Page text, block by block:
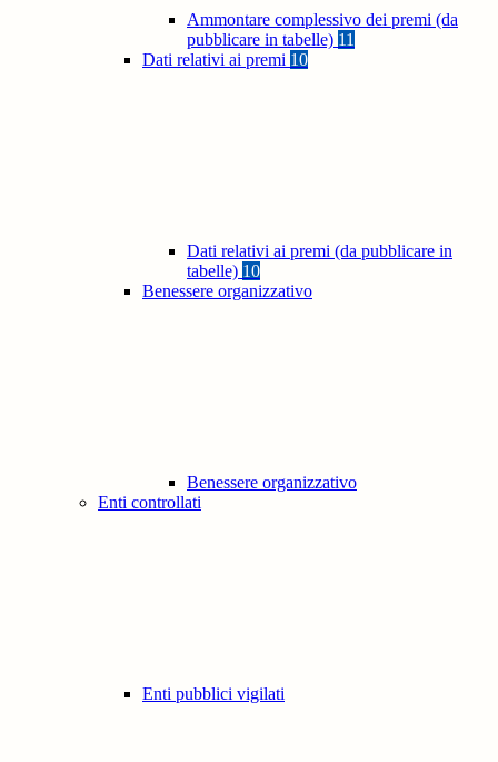
Ammontare complessivo dei premi (da
pubblicare in tabelle) 11
Dati relativi ai premi 10
Dati relativi ai premi (da pubblicare in
tabelle) 10
Benessere organizzativo
Benessere organizzativo
Enti controllati
Enti pubblici vigilati